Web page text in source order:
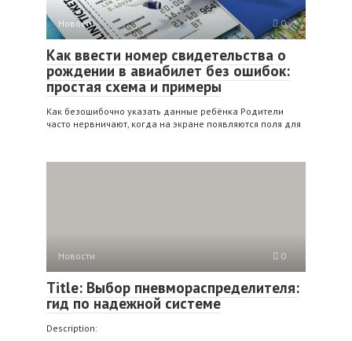
Новости 0
Как ввести номер свидетельства о
рождении в авиабилет без ошибок:
простая схема и примеры
Как безошибочно указать данные ребёнка Родители
часто нервничают, когда на экране появляются поля для
Новости 0
Title: Выбор пневмораспределителя:
гид по надежной системе
Description: